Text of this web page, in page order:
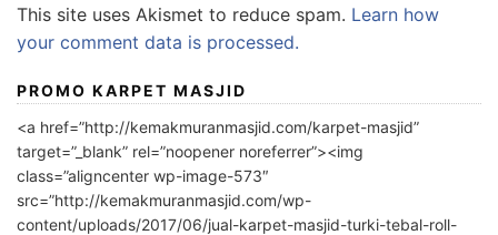
This site uses Akismet to reduce spam. Learn how
your comment data is processed.
PROMO KARPET MASJID
<a href=”http://kemakmuranmasjid.com/karpet-masjid”
target=”_blank” rel=”noopener noreferrer”><img
class=”aligncenter wp-image-573″
src=”http://kemakmuranmasjid.com/wp-
content/uploads/2017/06/jual-karpet-masjid-turki-tebal-roll-